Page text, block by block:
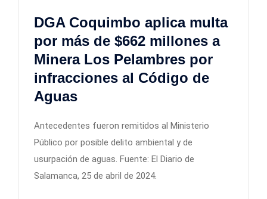
DGA Coquimbo aplica multa
por más de $662 millones a
Minera Los Pelambres por
infracciones al Código de
Aguas
Antecedentes fueron remitidos al Ministerio
Público por posible delito ambiental y de
usurpación de aguas. Fuente: El Diario de
Salamanca, 25 de abril de 2024.